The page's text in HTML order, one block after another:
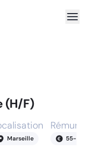
(H/F)
Marseille 55-